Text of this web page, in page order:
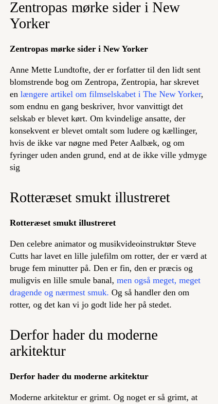
Zentropas mørke sider i New
Yorker
Zentropas mørke sider i New Yorker
Anne Mette Lundtofte, der er forfatter til den lidt sent
blomstrende bog om Zentropa, Zentropia, har skrevet
en længere artikel om filmselskabet i The New Yorker,
som endnu en gang beskriver, hvor vanvittigt det
selskab er blevet kørt. Om kvindelige ansatte, der
konsekvent er blevet omtalt som ludere og kællinger,
hvis de ikke var nøgne med Peter Aalbæk, og om
fyringer uden anden grund, end at de ikke ville ydmyge
sig
Rotteræset smukt illustreret
Rotteræset smukt illustreret
Den celebre animator og musikvideoinstruktør Steve
Cutts har lavet en lille julefilm om rotter, der er værd at
bruge fem minutter på. Den er fin, den er præcis og
muligvis en lille smule banal, men også meget, meget
dragende og nærmest smuk. Og så handler den om
rotter, og det kan vi jo godt lide her på stedet.
Derfor hader du moderne
arkitektur
Derfor hader du moderne arkitektur
Moderne arkitektur er grimt. Og noget er så grimt, at